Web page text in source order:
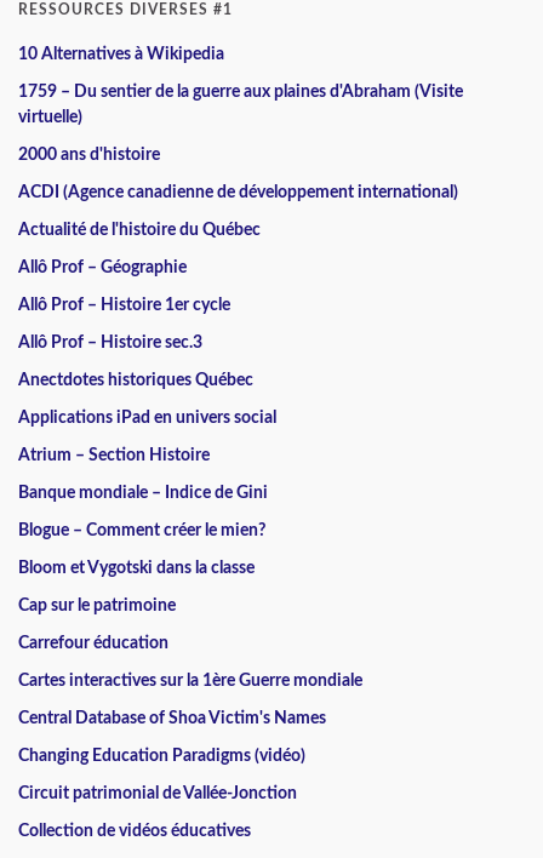
RESSOURCES DIVERSES #1
10 Alternatives à Wikipedia
1759 – Du sentier de la guerre aux plaines d'Abraham (Visite
virtuelle)
2000 ans d'histoire
ACDI (Agence canadienne de développement international)
Actualité de l'histoire du Québec
Allô Prof – Géographie
Allô Prof – Histoire 1er cycle
Allô Prof – Histoire sec.3
Anectdotes historiques Québec
Applications iPad en univers social
Atrium – Section Histoire
Banque mondiale – Indice de Gini
Blogue – Comment créer le mien?
Bloom et Vygotski dans la classe
Cap sur le patrimoine
Carrefour éducation
Cartes interactives sur la 1ère Guerre mondiale
Central Database of Shoa Victim's Names
Changing Education Paradigms (vidéo)
Circuit patrimonial de Vallée-Jonction
Collection de vidéos éducatives